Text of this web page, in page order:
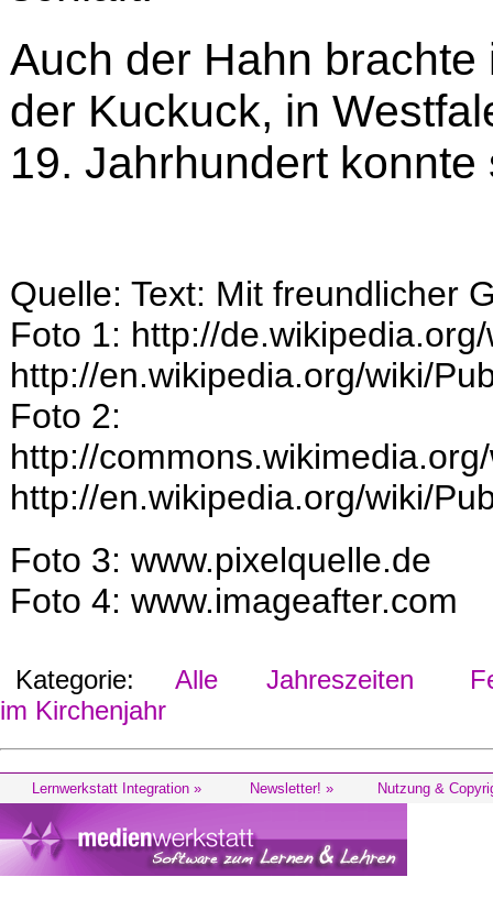
Auch der Hahn
der Kuckuck, in
19. Jahrhundert
Quelle: Text: Mit freundlicher
Foto 1: http://
http://en.wikipedia.org/wiki/
Foto 2:
http://
http://en.wikipedia.org/wiki/
Foto 3: www.pixelquelle.de
Foto 4: www.imageafter.com
Kategorie: Alle Jahreszeiten
im Kirchenjahr
Lernwerkstatt Integration » Newsletter! » Nutzung &